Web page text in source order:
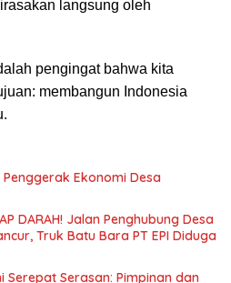
langsung oleh
pengingat bahwa kita
membangun Indonesia
Ekonomi Desa
DARAH! Jalan Penghubung Desa
Truk Batu Bara PT EPI Diduga
Serepat Serasan: Pimpinan dan